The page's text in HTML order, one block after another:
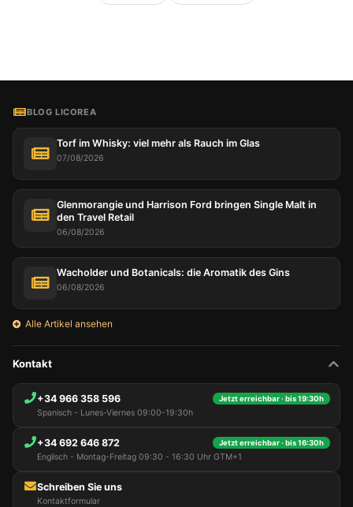
BLOG LICOREA
Torf im Whisky: viel mehr als Rauch im Glas
07/08/2026
Glenmorangie und Harrison Ford bringen Single Malt in
den Travel Retail
06/08/2026
Wacholder und Botanicals: die Aromatik des Gins
06/08/2026
Alle Artikel ansehen
Kontakt
+34 966 358 596 Jetzt erreichbar · bis 19:30h
Spanisch - Lunes-Viernes 09:00-19:30h
+34 692 646 872 Jetzt erreichbar · bis 16:30h
Englisch - Montag-Freitag 09:30 - 16:30 Uhr GTM+1
Schreiben Sie uns
Kontaktformular